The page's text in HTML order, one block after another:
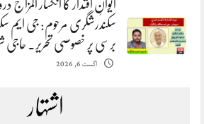
ایوانِ اقتدار کا انکسار المزاج
سکندرشگری مرحوم: جی ایم
برسی پر خصوصی تحریر. حاجی
اگست 6, 2026
اشتہار